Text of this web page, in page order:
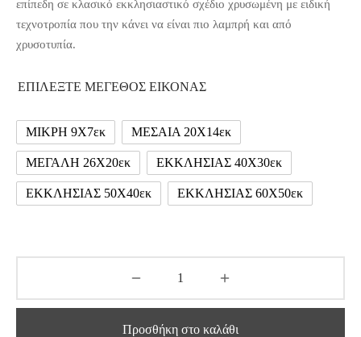
120,00 €
επίπεδη σε κλασικό εκκλησιαστικό σχέδιο χρυσωμένη με ειδική
τεχνοτροπία που την κάνει να είναι πιο λαμπρή και από
χρυσοτυπία.
ΕΠΙΛΕΞΤΕ ΜΕΓΕΘΟΣ ΕΙΚΟΝΑΣ
ΜΙΚΡΗ 9Χ7εκ ΜΕΣΑΙΑ 20Χ14εκ
ΜΕΓΑΛΗ 26Χ20εκ ΕΚΚΛΗΣΙΑΣ 40Χ30εκ
ΕΚΚΛΗΣΙΑΣ 50Χ40εκ ΕΚΚΛΗΣΙΑΣ 60Χ50εκ
Προσθήκη στο καλάθι
ΠΑΡΑΦΙΝΗΣ – ΠΑΡΑΦΙΝΕΛΑΙΟ
ΕΥΛΟΓΙΑΣ
ΒΙΒΛΙΑ
ΟΡΘΟΔΟΞΙΑΣ